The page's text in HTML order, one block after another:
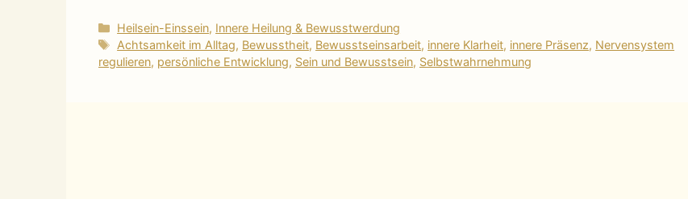
Kategorien
Heilsein-Einssein, Innere Heilung & Bewusstwerdung
Schlagwörter
Achtsamkeit im Alltag, Bewusstheit, Bewusstseinsarbeit, innere Klarheit, innere Präsenz, Nervensystem
regulieren, persönliche Entwicklung, Sein und Bewusstsein, Selbstwahrnehmung